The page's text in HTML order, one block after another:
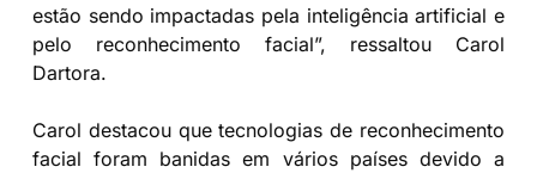
estão sendo impactadas pela inteligência artificial e
pelo reconhecimento facial”, ressaltou Carol
Dartora.
Carol destacou que tecnologias de reconhecimento
facial foram banidas em vários países devido a